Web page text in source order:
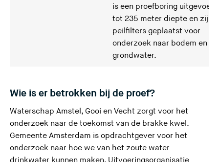
is een proefboring uitgevoerd
tot 235 meter diepte en zijn
peilfilters geplaatst voor
onderzoek naar bodem en
grondwater.
Wie is er betrokken bij de proef?
Waterschap Amstel, Gooi en Vecht zorgt voor het
onderzoek naar de toekomst van de brakke kwel.
Gemeente Amsterdam is opdrachtgever voor het
onderzoek naar hoe we van het zoute water